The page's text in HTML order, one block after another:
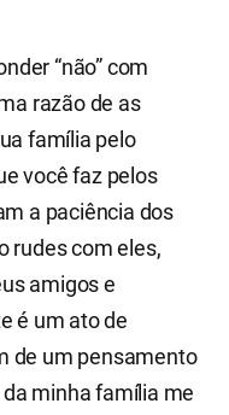
“não” com
razão de as
família pelo
você faz pelos
a paciência dos
rudes com eles,
amigos e
é um ato de
de um pensamento
minha família me